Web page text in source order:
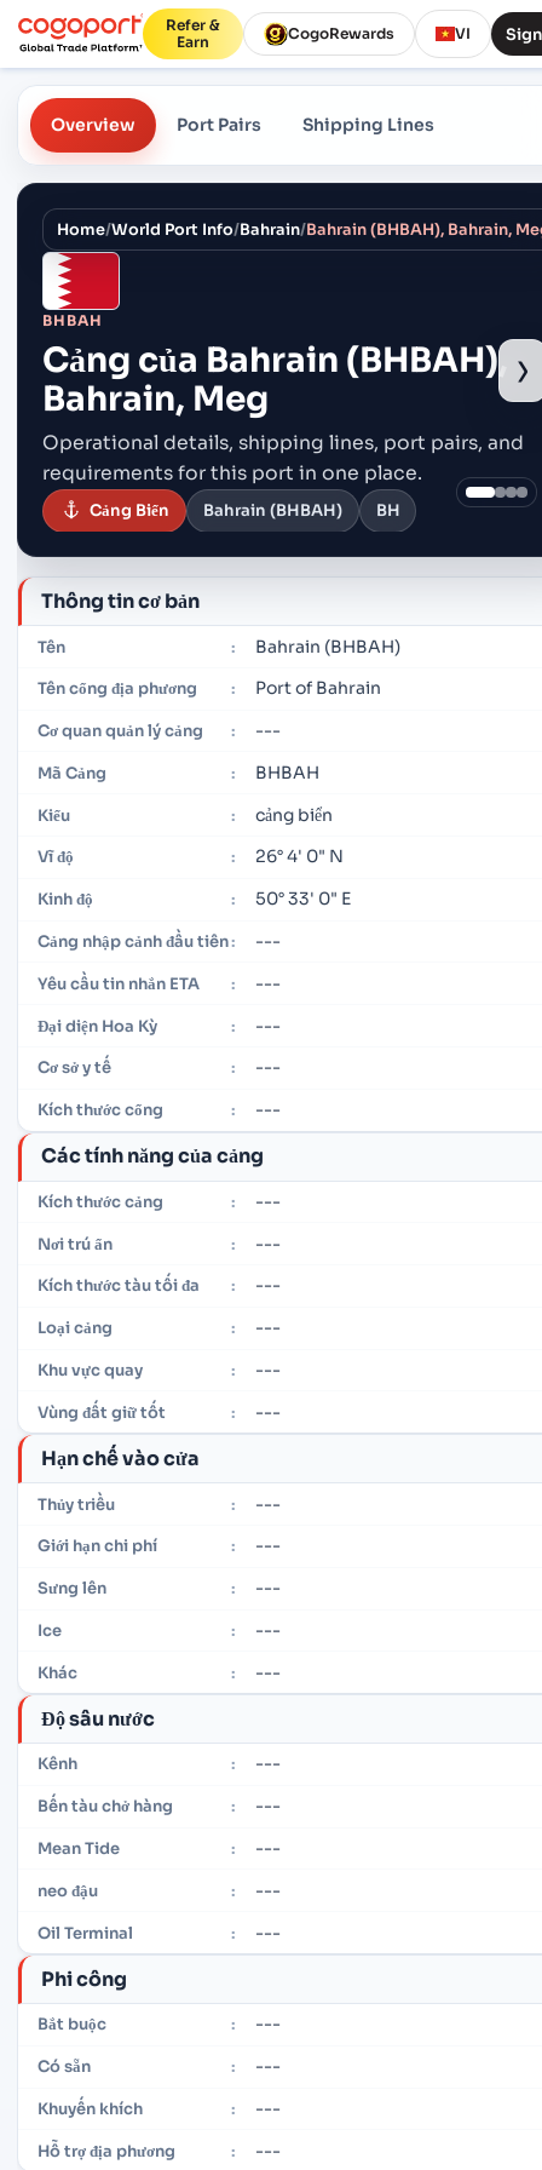
Refer &
Earn
CogoRewards VI
Overview Port Pairs Shipping Lines
Home/World Port Info/Bahrain/Bahrain (BHBAH), Bahrain,
BHBAH
Cảng của Bahrain (BHBAH),
Bahrain, Meg
Operational details, shipping lines, port pairs, and
requirements for this port in one place.
Cảng Biển Bahrain (BHBAH) BH
›
Thông tin cơ bản
Tên : Bahrain (BHBAH)
Tên cổng địa phương : Port of Bahrain
Cơ quan quản lý cảng : ---
Mã Cảng : BHBAH
Kiểu : cảng biển
Vĩ độ : 26° 4' 0" N
Kinh độ : 50° 33' 0" E
Cảng nhập cảnh đầu tiên: ---
Yêu cầu tin nhắn ETA : ---
Đại diện Hoa Kỳ : ---
Cơ sở y tế : ---
Kích thước cổng : ---
Các tính năng của cảng
Kích thước cảng : ---
Nơi trú ẩn : ---
Kích thước tàu tối đa : ---
Loại cảng : ---
Khu vực quay : ---
Vùng đất giữ tốt : ---
Hạn chế vào cửa
Thủy triều : ---
Giới hạn chi phí : ---
Sưng lên : ---
Ice : ---
Khác : ---
Độ sâu nước
Kênh : ---
Bến tàu chở hàng : ---
Mean Tide : ---
neo đậu : ---
Oil Terminal : ---
Phi công
Bắt buộc : ---
Có sẵn : ---
Khuyến khích : ---
Hỗ trợ địa phương : ---